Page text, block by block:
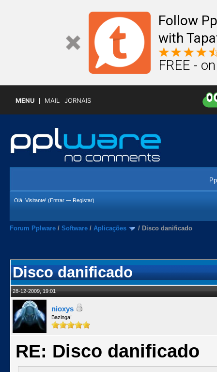
Follow
with
FREE -
MENU MAIL JORNAIS
Olá, Visitante! (Entrar — Registar)
Forum Pplware / Software / Aplicações / Disco danificado
Disco danificado
28-12-2009, 19:01
nioxys
Bazinga!
RE: Disco danificado